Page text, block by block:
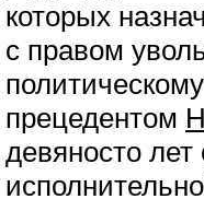
которых
с правом
прецедентом
девяносто